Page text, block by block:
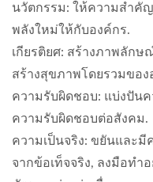
นวัตกรรม: ให้ความสำคั
พลังใหม่ให้กับองค์กร.
เกียรติยศ: สร้างภาพลักษ
สร้างสุขภาพโดยรวมของ
ความรับผิดชอบ: แบ่งปัน
ความรับผิดชอบต่อสังคม.
ความเป็นจริง: ขยันและมี
จากข้อเท็จจริง, ลงมือทำ